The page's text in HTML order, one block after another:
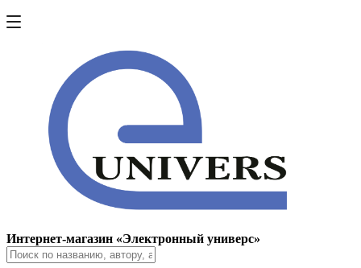
Интернет-магазин «Электронный универс»